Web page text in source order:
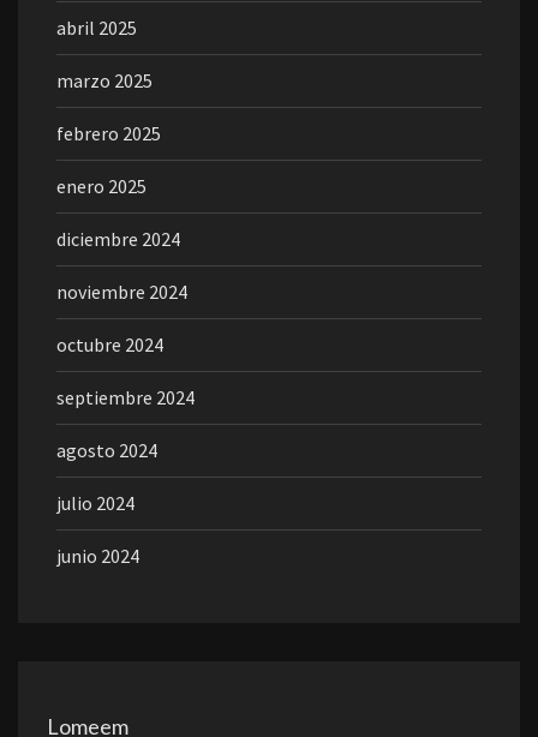
abril 2025
marzo 2025
febrero 2025
enero 2025
diciembre 2024
noviembre 2024
octubre 2024
septiembre 2024
agosto 2024
julio 2024
junio 2024
Lomeem